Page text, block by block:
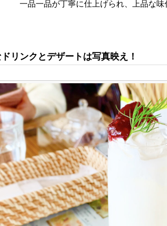
一品一品が丁寧に仕上げられ、上品な
リンクとデザートは写真映え！